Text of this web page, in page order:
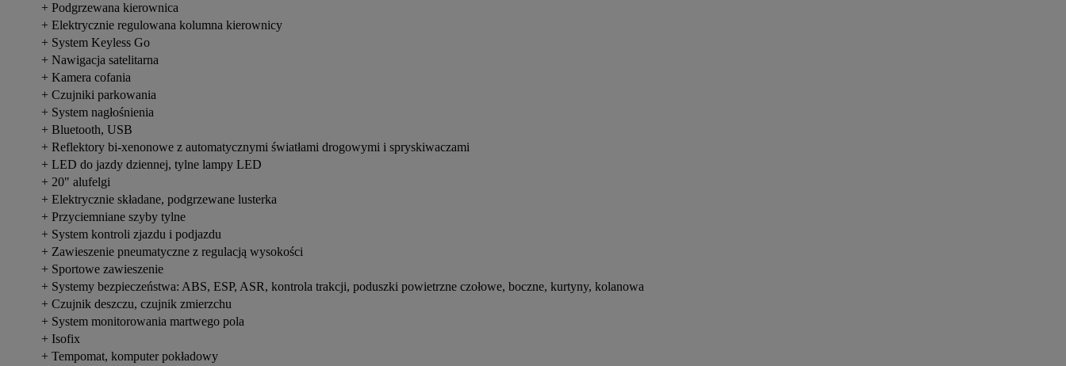
+ Podgrzewana kierownica
+ Elektrycznie regulowana kolumna kierownicy
+ System Keyless Go
+ Nawigacja satelitarna
+ Kamera cofania
+ Czujniki parkowania
+ System nagłośnienia
+ Bluetooth, USB
+ Reflektory bi-xenonowe z automatycznymi światłami drogowymi i spryskiwaczami
+ LED do jazdy dziennej, tylne lampy LED
+ 20" alufelgi
+ Elektrycznie składane, podgrzewane lusterka
+ Przyciemniane szyby tylne
+ System kontroli zjazdu i podjazdu
+ Zawieszenie pneumatyczne z regulacją wysokości
+ Sportowe zawieszenie
+ Systemy bezpieczeństwa: ABS, ESP, ASR, kontrola trakcji, poduszki powietrzne czołowe, boczne, kurtyny, kolanowa
+ Czujnik deszczu, czujnik zmierzchu
+ System monitorowania martwego pola
+ Isofix
+ Tempomat, komputer pokładowy